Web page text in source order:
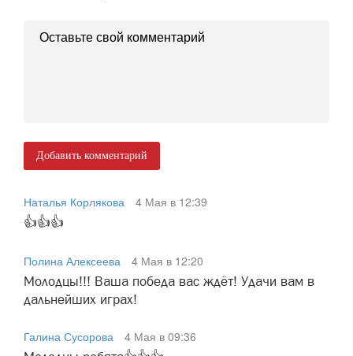
Добавить комментарий
Наталья Корлякова
4 Мая в 12:39
👍👍👍
Полина Алексеева
4 Мая в 12:20
Молодцы!!! Ваша победа вас ждёт! Удачи вам в
дальнейших играх!
Галина Сусорова
4 Мая в 09:36